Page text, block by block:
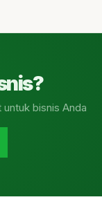
bisnis Anda